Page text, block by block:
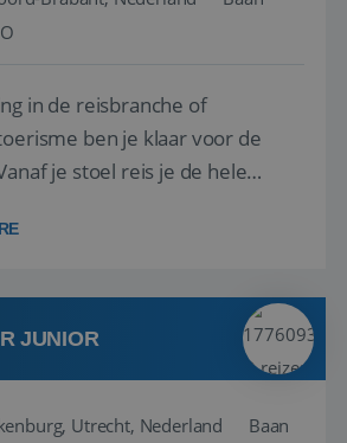
in de reisbranche of
ben je klaar voor de
je stoel reis je de hele
je klant en wat er in de
om die droomreis te
JUNIOR
Utrecht, Nederland
Baan